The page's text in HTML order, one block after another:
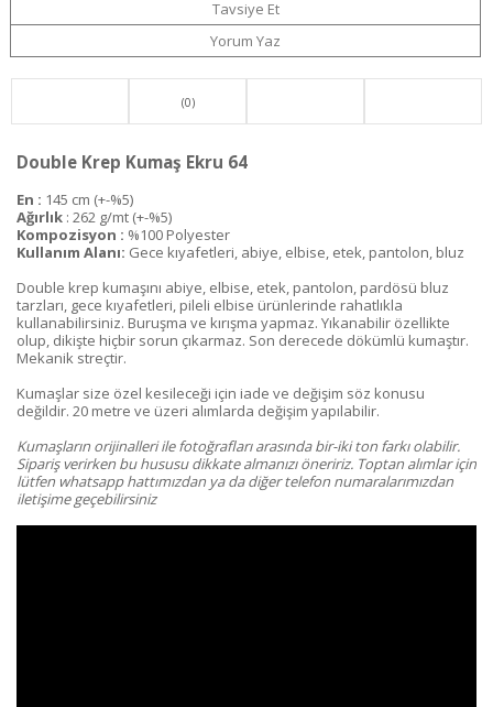
Tavsiye Et
Yorum Yaz
(0)
Double Krep Kumaş Ekru 64
En : 145 cm (+-%5)
Ağırlık : 262 g/mt (+-%5)
Kompozisyon : %100 Polyester
Kullanım Alanı: Gece kıyafetleri, abiye, elbise, etek, pantolon, bluz
Double krep kumaşını abiye, elbise, etek, pantolon, pardösü bluz
tarzları, gece kıyafetleri, pileli elbise ürünlerinde rahatlıkla
kullanabilirsiniz. Buruşma ve kırışma yapmaz. Yıkanabilir özellikte
olup, dikişte hiçbir sorun çıkarmaz. Son derecede dökümlü kumaştır.
Mekanik streçtir.
Kumaşlar size özel kesileceği için iade ve değişim söz konusu
değildir. 20 metre ve üzeri alımlarda değişim yapılabilir.
Kumaşların orijinalleri ile fotoğrafları arasında bir-iki ton farkı olabilir.
Sipariş verirken bu hususu dikkate almanızı öneririz. Toptan alımlar için
lütfen whatsapp hattımızdan ya da diğer telefon numaralarımızdan
iletişime geçebilirsiniz